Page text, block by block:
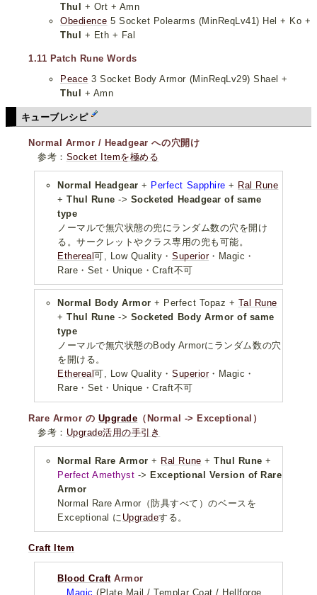
Thul
+ Ort + Amn
Obedience 5 Socket Polearms (MinReqLv41) Hel + Ko +
Thul
+ Eth + Fal
1.11 Patch Rune Words
Peace 3 Socket Body Armor (MinReqLv29) Shael +
Thul
+ Amn
キューブレシピ
Normal Armor / Headgear への穴開け
参考： Socket Itemを極める
Normal Headgear + Perfect Sapphire + Ral Rune
+Thul Rune -> Socketed Headgear of same
type
ノーマルで無穴状態の兜にランダム数の穴を開け
る。サークレットやクラス専用の兜も可能。
Ethereal可, Low Quality・ Superior・Magic・
Rare・Set・Unique・Craft不可
Normal Body Armor + Perfect Topaz + Tal Rune
+Thul Rune -> Socketed Body Armor of same
type
ノーマルで無穴状態のBody Armorにランダム数の穴
を開ける。
Ethereal可, Low Quality・ Superior・Magic・
Rare・Set・Unique・Craft不可
Rare Armor の Upgrade （Normal -> Exceptional）
参考： Upgrade活用の手引き
Normal Rare Armor + Ral Rune +Thul Rune +
Perfect Amethyst ->Exceptional Version of Rare
Armor
Normal Rare Armor（防具すべて）のベースを
Exceptional に Upgradeする。
Craft Item
Blood CraftArmor
Magic (Plate Mail / Templar Coat / Hellforge